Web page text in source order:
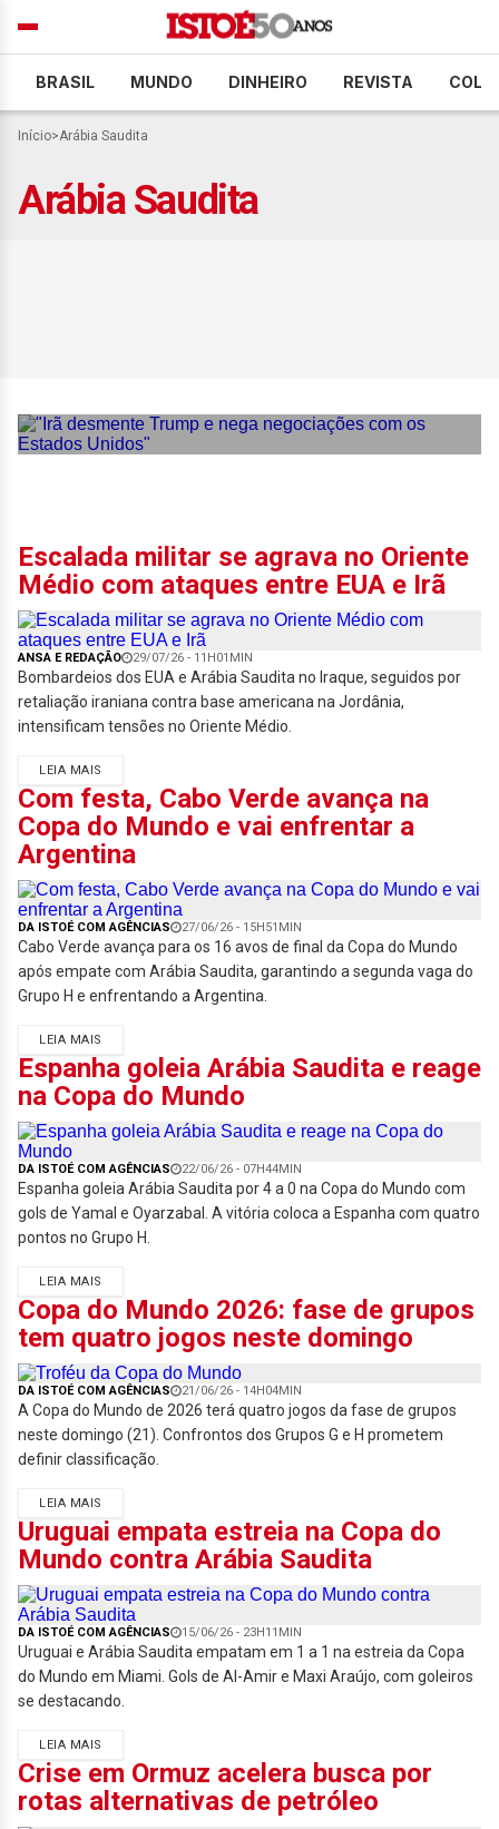
BRASIL MUNDO DINHEIRO REVISTA
Início>Arábia Saudita
Arábia Saudita
Escalada militar se agrava no Oriente
Médio com ataques entre EUA e Irã
ANSA E REDAÇÃO 29/07/26 - 11H01MIN
Bombardeios dos EUA e Arábia Saudita no Iraque, seguidos por
retaliação iraniana contra base americana na Jordânia,
intensificam tensões no Oriente Médio.
LEIA MAIS
Com festa, Cabo Verde avança na
Copa do Mundo e vai enfrentar a
Argentina
DA ISTOÉ COM AGÊNCIAS 27/06/26 - 15H51MIN
Cabo Verde avança para os 16 avos de final da Copa do Mundo
após empate com Arábia Saudita, garantindo a segunda vaga do
Grupo H e enfrentando a Argentina.
LEIA MAIS
Espanha goleia Arábia Saudita e reage
na Copa do Mundo
DA ISTOÉ COM AGÊNCIAS 22/06/26 - 07H44MIN
Espanha goleia Arábia Saudita por 4 a 0 na Copa do Mundo com
gols de Yamal e Oyarzabal. A vitória coloca a Espanha com quatro
pontos no Grupo H.
LEIA MAIS
Copa do Mundo 2026: fase de grupos
tem quatro jogos neste domingo
DA ISTOÉ COM AGÊNCIAS 21/06/26 - 14H04MIN
A Copa do Mundo de 2026 terá quatro jogos da fase de grupos
neste domingo (21). Confrontos dos Grupos G e H prometem
definir classificação.
LEIA MAIS
Uruguai empata estreia na Copa do
Mundo contra Arábia Saudita
DA ISTOÉ COM AGÊNCIAS 15/06/26 - 23H11MIN
Uruguai e Arábia Saudita empatam em 1 a 1 na estreia da Copa
do Mundo em Miami. Gols de Al-Amir e Maxi Araújo, com goleiros
se destacando.
LEIA MAIS
Crise em Ormuz acelera busca por
rotas alternativas de petróleo